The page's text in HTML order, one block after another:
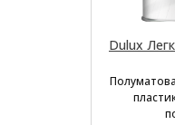
Dulux